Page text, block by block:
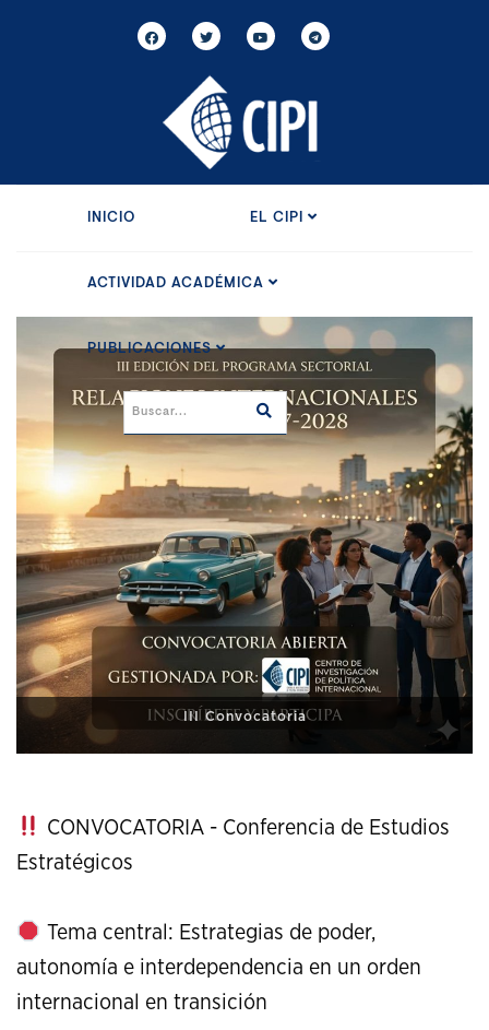
INICIO EL CIPI
ACTIVIDAD ACADÉMICA
PUBLICACIONES
XI Conference on Strategic Studies
CONVOCATORIA - Conferencia de Estudios
Estratégicos
Tema central: Estrategias de poder,
autonomía e interdependencia en un orden
internacional en transición